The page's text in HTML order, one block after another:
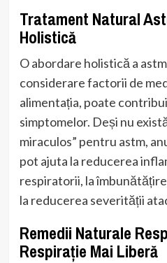
Tratament Natural
Holistică
O abordare holistică a
considerare factorii de
alimentația, poate
simptomelor. Deși nu
miraculos” pentru astm,
pot ajuta la reducerea
respiratorii, la
la reducerea severității
Remedii Naturale
Respirație Mai Liberă